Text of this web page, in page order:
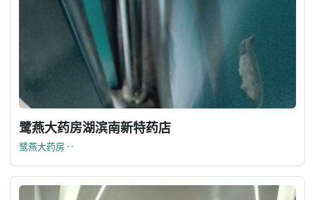
鹭燕大药房湖滨南新特药店
鹭燕大药房 · ·